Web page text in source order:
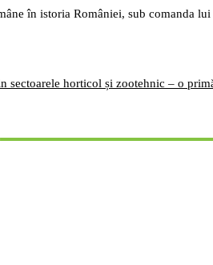
în istoria României, sub comanda
sectoarele horticol și zootehnic – o